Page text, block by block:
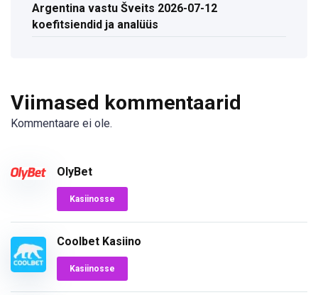
Argentina vastu Šveits 2026-07-12
koefitsiendid ja analüüs
Viimased kommentaarid
Kommentaare ei ole.
OlyBet
Kasiinosse
Coolbet Kasiino
Kasiinosse